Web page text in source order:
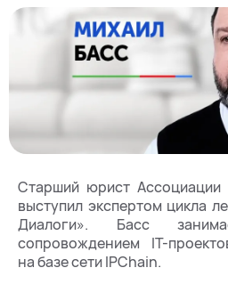
Старший юрист
выступил экспертом цикла
Диалоги». Басс
сопровождением IT-
на базе сети IPChain.